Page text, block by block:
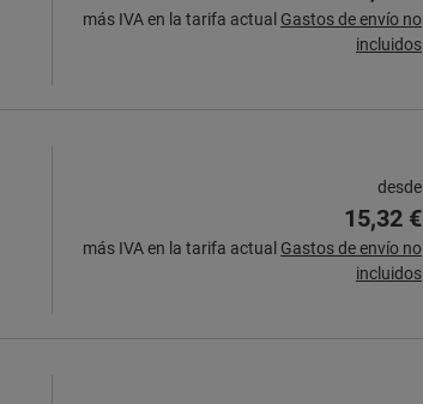
más IVA en la tarifa actual Gastos de envío no
incluidos
desde
15,32 €
más IVA en la tarifa actual Gastos de envío no
incluidos